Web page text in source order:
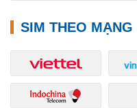
SIM THEO MẠNG